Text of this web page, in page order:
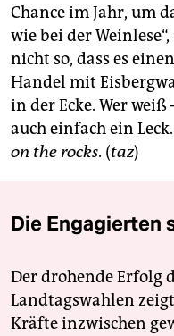
verlag
verlag
veranstaltungen
shop
genossenschaft
epaper login
Chance im Jahr, um
wie bei der
nicht so, dass es
Handel mit
in der Ecke. Wer
auch einfach ein
on the rocks. (taz)
Die Engagierten
Der drohende Erfolg
Landtagswahlen
Kräfte inzwischen